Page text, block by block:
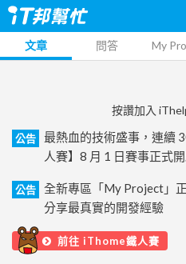
文章 問答 My
按讚加入
公告
最熱血的技術盛事，連續
人賽】8 月 1 日賽事正式開
公告
全新專區「My Project」
分享最真實的開發經驗
前往 iThome鐵人賽